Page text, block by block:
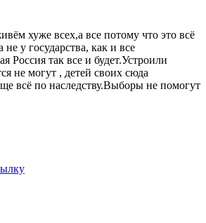
хуже всех,а все потому что это всё
у государства, как и все
Россия так все и будет.Устроили
не могут , детей своих сюда
всё по наследству.Выборы не помогут